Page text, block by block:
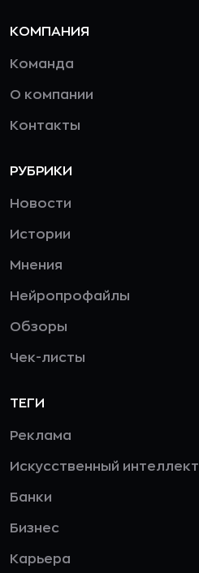
КОМПАНИЯ
Команда
О компании
Контакты
РУБРИКИ
Новости
Истории
Мнения
Нейропрофайлы
Обзоры
Чек-листы
ТЕГИ
Реклама
Искусственный интеллект
Банки
Бизнес
Карьера